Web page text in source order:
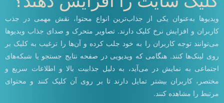
ویدیوها به‌عنوان یکی از جذاب‌ترین انواع محتوا، نقش مهمی در جذب
کاربران و افزایش نرخ کلیک دارند. تصاویر متحرک و صدای جذاب ویدیوها
می‌توانند توجه کاربران را به خود جلب کرده و آن‌ها را ترغیب به کلیک بر
روی لینک‌ها کنند. هنگامی که ویدیویی در صفحه نتایج جستجو یا شبکه‌های
اجتماعی به نمایش در می‌آید، به دلیل جذابیت بالا و اطلاعات سریع و
مختصر، کاربران بیشتر تمایل دارند تا بر روی آن کلیک کنند و محتوای
مرتبط را مشاهده کنند.